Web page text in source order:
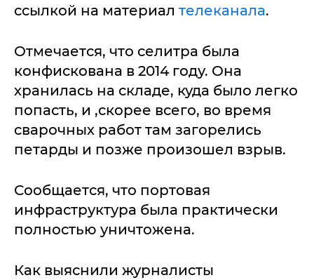
ссылкой на материал телеканала.
Отмечается, что селитра была
конфискована в 2014 году. Она
хранилась на складе, куда было легко
попасть, и ,скорее всего, во время
сварочных работ там загорелись
петарды и позже произошел взрыв.
Сообщается, что портовая
инфраструктура была практически
полностью уничтожена.
Как выяснили журналисты